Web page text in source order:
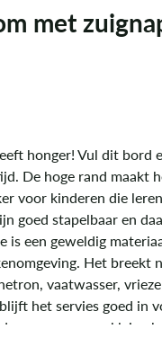
met
honger! Vul dit bord
De hoge rand maakt
voor kinderen die
goed stapelbaar en
is een geweldig
Het breekt
vaatwasser,
het servies goed in
aan kleine